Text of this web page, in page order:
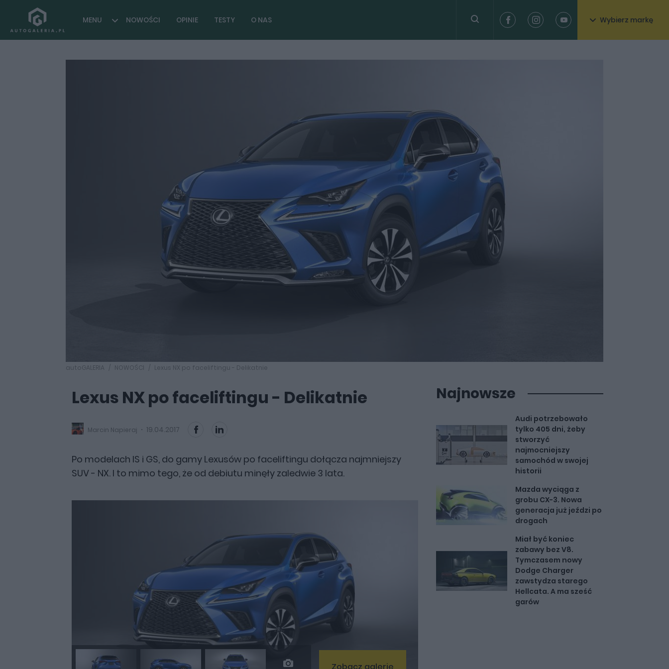
MENU NOWOŚCI OPINIE TESTY O NAS Wybierz markę
autoGALERIA NOWOŚCI Lexus NX po faceliftingu - Delikatnie
Lexus NX po faceliftingu - Delikatnie
Marcin Napieraj 19.04.2017
Po modelach IS i GS, do gamy Lexusów po faceliftingu dołącza najmniejszy
SUV - NX. I to mimo tego, że od debiutu minęły zaledwie 3 lata.
Zobacz galerię
Najnowsze
Audi potrzebowało
tylko 405 dni, żeby
stworzyć
najmocniejszy
samochód w swojej
historii
Mazda wyciąga z
grobu CX-3. Nowa
generacja już jeździ po
drogach
Miał być koniec
zabawy bez V8.
Tymczasem nowy
Dodge Charger
zawstydza starego
Hellcata. A ma sześć
garów